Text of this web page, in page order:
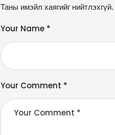
Таны имэйл хаягийг нийтлэхгүй.
Your Comment *
Your Name *
A
e
n
a
v